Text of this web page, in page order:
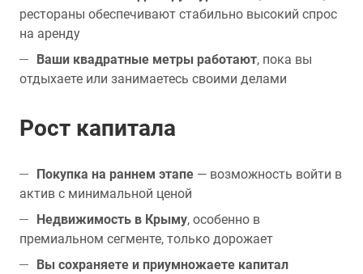
рестораны обеспечивают стабильно высокий спрос
на аренду
Ваши квадратные метры работают, пока вы
отдыхаете или занимаетесь своими делами
Рост капитала
Покупка на раннем этапе — возможность войти в
актив с минимальной ценой
Недвижимость в Крыму, особенно в
премиальном сегменте, только дорожает
Вы сохраняете и приумножаете капитал